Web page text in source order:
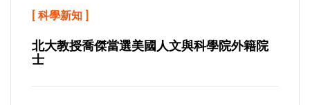
[ 科學新知 ]
北大教授喬傑當選美國人文與科學院外籍院
士